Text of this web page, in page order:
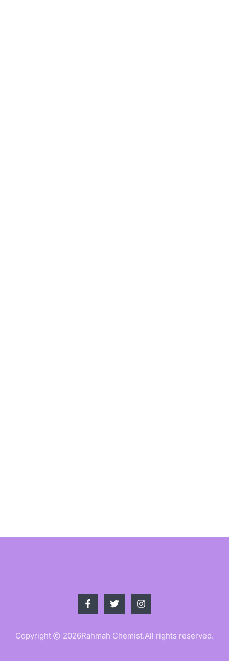
Copyright 2026Rahmah Chemist.All rights reserved.